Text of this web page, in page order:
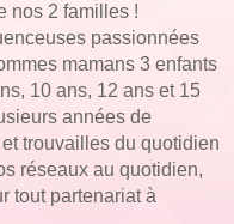
nos 2 familles !
passionnées
mamans 3 enfants
10 ans, 12 ans et 15
années de
trouvailles du quotidien
réseaux au quotidien,
tout partenariat à